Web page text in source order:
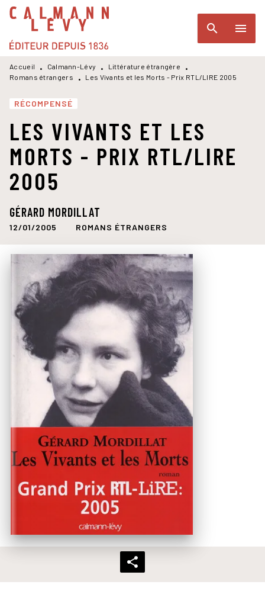
MENU RECHERCHE
PIED DE PAGE
search menu
Accueil • Calmann-Lévy • Littérature étrangère
•
Romans étrangers
• Les Vivants et les Morts - Prix RTL/LIRE 2005
RÉCOMPENSÉ
LES VIVANTS ET LES
MORTS - PRIX RTL/LIRE
2005
GÉRARD MORDILLAT
12/01/2005 ROMANS ÉTRANGERS